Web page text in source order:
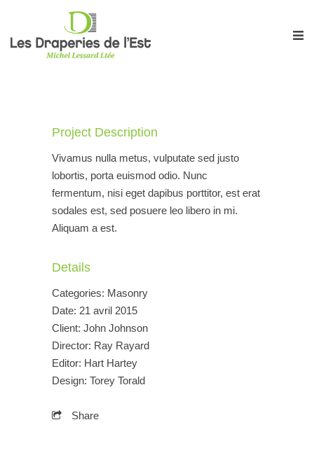
Project Description
Vivamus nulla metus, vulputate sed justo
lobortis, porta euismod odio. Nunc
fermentum, nisi eget dapibus porttitor, est erat
sodales est, sed posuere leo libero in mi.
Aliquam a est.
Details
Categories: Masonry
Date: 21 avril 2015
Client: John Johnson
Director: Ray Rayard
Editor: Hart Hartey
Design: Torey Torald
Share